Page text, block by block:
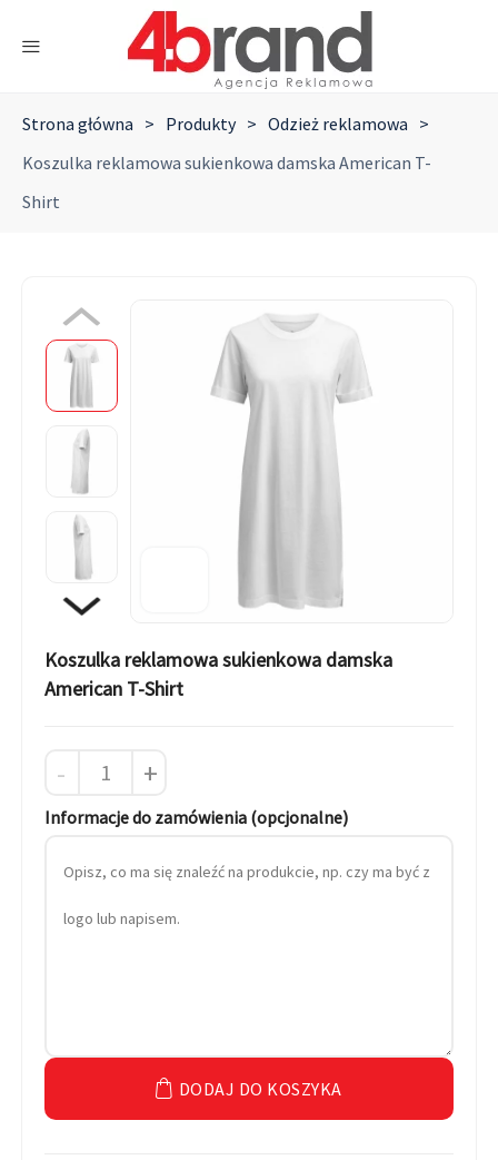
Strona główna > Produkty > Odzież reklamowa >
Koszulka reklamowa sukienkowa damska American T-
Shirt
Koszulka reklamowa sukienkowa damska
American T-Shirt
- +
Informacje do zamówienia (opcjonalne)
DODAJ DO KOSZYKA